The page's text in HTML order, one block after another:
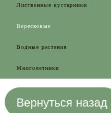
Лиственные кустарники
Вересковые
Водные растения
Многолетники
Вернуться назад